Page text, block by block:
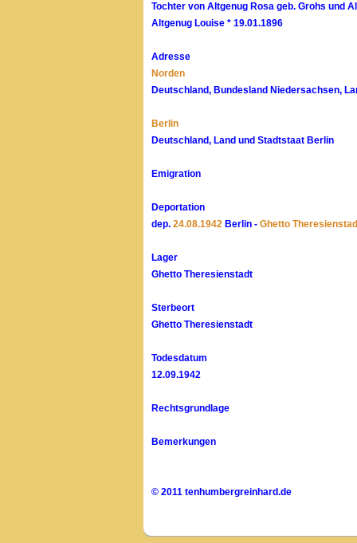
Tochter von Altgenug Rosa geb. Grohs und
Altgenug Louise * 19.01.1896
Adresse
Norden
Deutschland, Bundesland Niedersachsen,
Berlin
Deutschland, Land und Stadtstaat Berlin
Emigration
Deportation
dep. 24.08.1942 Berlin - Ghetto
Lager
Ghetto Theresienstadt
Sterbeort
Ghetto Theresienstadt
Todesdatum
12.09.1942
Rechtsgrundlage
Bemerkungen
© 2011 tenhumbergreinhard.de